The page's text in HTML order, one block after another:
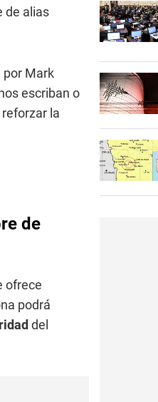
de alias
por Mark
escriban o
reforzar la
de
ofrece
podrá
del